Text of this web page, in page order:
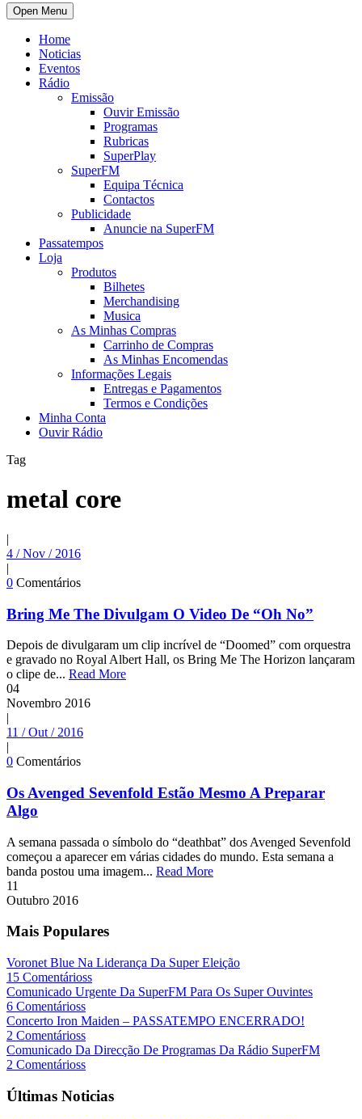
Open Menu
Home
Noticias
Eventos
Rádio
Emissão
Ouvir Emissão
Programas
Rubricas
SuperPlay
SuperFM
Equipa Técnica
Contactos
Publicidade
Anuncie na SuperFM
Passatempos
Loja
Produtos
Bilhetes
Merchandising
Musica
As Minhas Compras
Carrinho de Compras
As Minhas Encomendas
Informações Legais
Entregas e Pagamentos
Termos e Condições
Minha Conta
Ouvir Rádio
Tag
metal core
|
4 / Nov / 2016
|
0 Comentários
Bring Me The Divulgam O Video De “Oh No”
Depois de divulgaram um clip incrível de “Doomed” com orquestra
e gravado no Royal Albert Hall, os Bring Me The Horizon lançaram
o clipe de... Read More
04
Novembro 2016
|
11 / Out / 2016
|
0 Comentários
Os Avenged Sevenfold Estão Mesmo A Preparar
Algo
A semana passada o símbolo do “deathbat” dos Avenged Sevenfold
começou a aparecer em várias cidades do mundo. Esta semana a
banda postou uma imagem... Read More
11
Outubro 2016
Mais Populares
Voronet Blue Na Liderança Da Super Eleição
15 Comentárioss
Comunicado Urgente Da SuperFM Para Os Super Ouvintes
6 Comentárioss
Concerto Iron Maiden – PASSATEMPO ENCERRADO!
2 Comentárioss
Comunicado Da Direcção De Programas Da Rádio SuperFM
2 Comentárioss
Últimas Noticias